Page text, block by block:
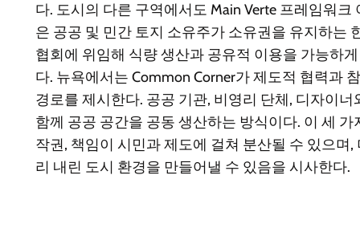
다. 도시의 다른 구역에서도 Main Verte 프레임워크
은 공공 및 민간 토지 소유주가 소유권을 유지하는
협회에 위임해 식량 생산과 공유적 이용을 가능하
다. 뉴욕에서는 Common Corner가 제도적 협력과
경로를 제시한다. 공공 기관, 비영리 단체, 디자이
함께 공공 공간을 공동 생산하는 방식이다. 이 세
작권, 책임이 시민과 제도에 걸쳐 분산될 수 있으며
리 내린 도시 환경을 만들어낼 수 있음을 시사한다.